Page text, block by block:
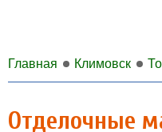
Главная Климовск
Отделочные